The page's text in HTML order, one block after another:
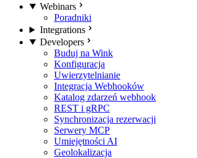
Webinars
Poradniki
Integrations
Developers
Buduj na Wink
Konfiguracja
Uwierzytelnianie
Integracja Webhooków
Katalog zdarzeń webhook
REST i gRPC
Synchronizacja rezerwacji
Serwery MCP
Umiejętności AI
Geolokalizacja